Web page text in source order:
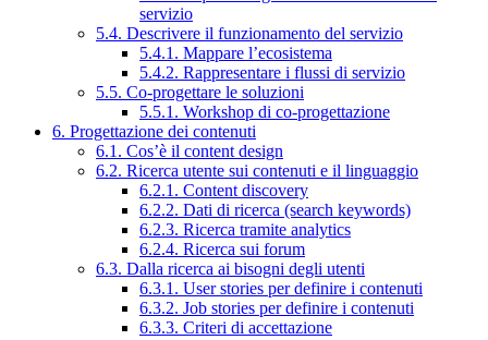
servizio
5.4. Descrivere il funzionamento del servizio
5.4.1. Mappare l’ecosistema
5.4.2. Rappresentare i flussi di servizio
5.5. Co-progettare le soluzioni
5.5.1. Workshop di co-progettazione
6. Progettazione dei contenuti
6.1. Cos’è il content design
6.2. Ricerca utente sui contenuti e il linguaggio
6.2.1. Content discovery
6.2.2. Dati di ricerca (search keywords)
6.2.3. Ricerca tramite analytics
6.2.4. Ricerca sui forum
6.3. Dalla ricerca ai bisogni degli utenti
6.3.1. User stories per definire i contenuti
6.3.2. Job stories per definire i contenuti
6.3.3. Criteri di accettazione